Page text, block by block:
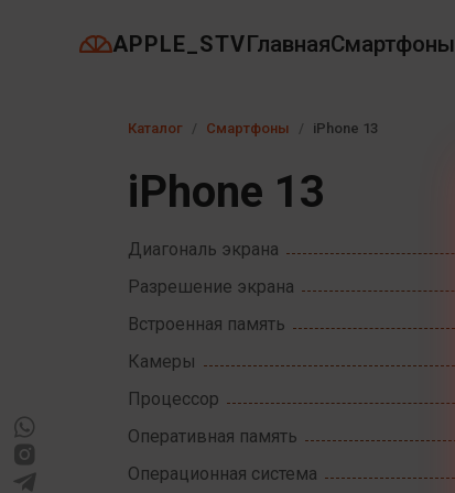
APPLE_STVГлавнаяСмартфоны
Каталог Смартфоны iPhone 13
iPhone 13
Диагональ экрана
Разрешение экрана
Встроенная память
Камеры
Процессор
Оперативная память
Операционная система